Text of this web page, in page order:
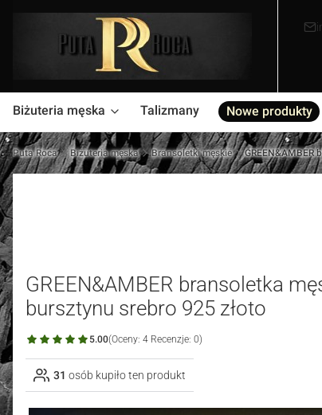
Biżuteria męska Talizmany Nowe produkty
Puta Roca Biżuteria męska Bransoletki męskie GREEN&AMBER
GREEN&AMBER bransoletka
bursztynu srebro 925 złoto
5.00(Oceny: 4 Recenzje: 0)
31 osób kupiło ten produkt